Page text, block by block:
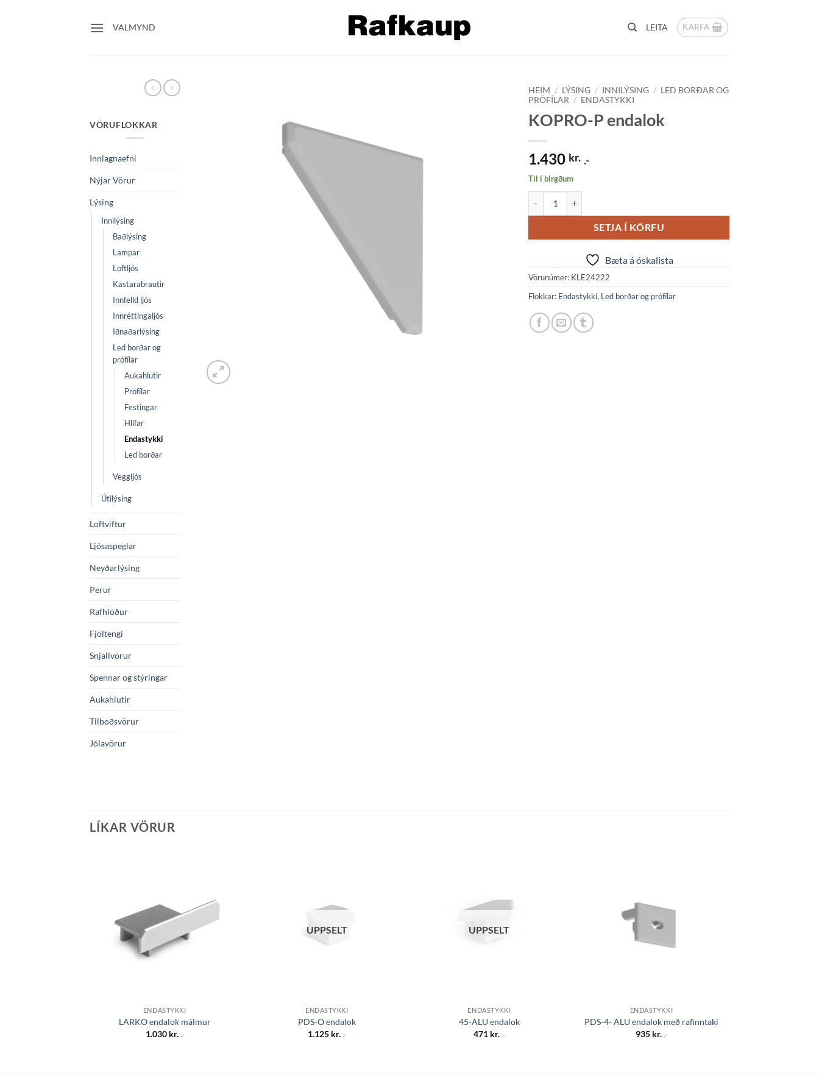
VALMYND LEITA KARFA
VÖRUFLOKKAR
Innlagnaefni
Nýjar Vörur
Lýsing
Innilýsing
Baðlýsing
Lampar
Loftljós
Kastarabrautir
Innfelld ljós
Innréttingaljós
Iðnaðarlýsing
Led borðar og
prófílar
Aukahlutir
Prófílar
Festingar
Hlífar
Endastykki
Led borðar
Veggljós
Útilýsing
Loftviftur
Ljósaspeglar
Neyðarlýsing
Perur
Rafhlöður
Fjöltengi
Snjallvörur
Spennar og stýringar
Aukahlutir
Tilboðsvörur
Jólavörur
HEIM / LÝSING / INNILÝSING / LED BORÐAR OG
PRÓFÍLAR / ENDASTYKKI
KOPRO-P endalok
1.430 kr. .-
Til í birgðum
SETJA Í KÖRFU
Bæta á óskalista
Vörunúmer: KLE24222
Flokkar: Endastykki, Led borðar og prófílar
LÍKAR VÖRUR
ENDASTYKKI
LARKO endalok málmur
1.030 kr. .-
UPPSELT
ENDASTYKKI
PDS-O endalok
1.125 kr. .-
UPPSELT
ENDASTYKKI
45-ALU endalok
471 kr. .-
ENDASTYKKI
PDS-4- ALU endalok með rafinntaki
935 kr. .-